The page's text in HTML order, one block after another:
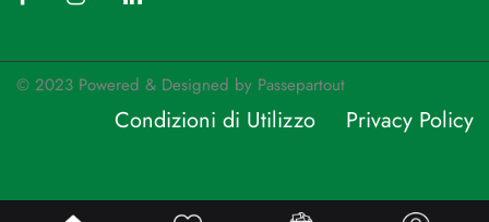
© 2023 Powered & Designed by Passepartout
Condizioni di Utilizzo Privacy Policy